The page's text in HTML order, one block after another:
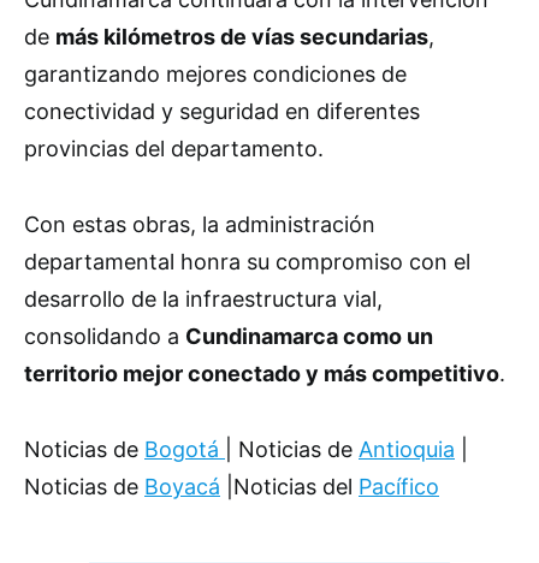
de más kilómetros de vías secundarias,
garantizando mejores condiciones de
conectividad y seguridad en diferentes
provincias del departamento.
Con estas obras, la administración
departamental honra su compromiso con el
desarrollo de la infraestructura vial,
consolidando a Cundinamarca como un
territorio mejor conectado y más competitivo.
Noticias de Bogotá | Noticias de Antioquia
Noticias de Boyacá |Noticias del Pacífico